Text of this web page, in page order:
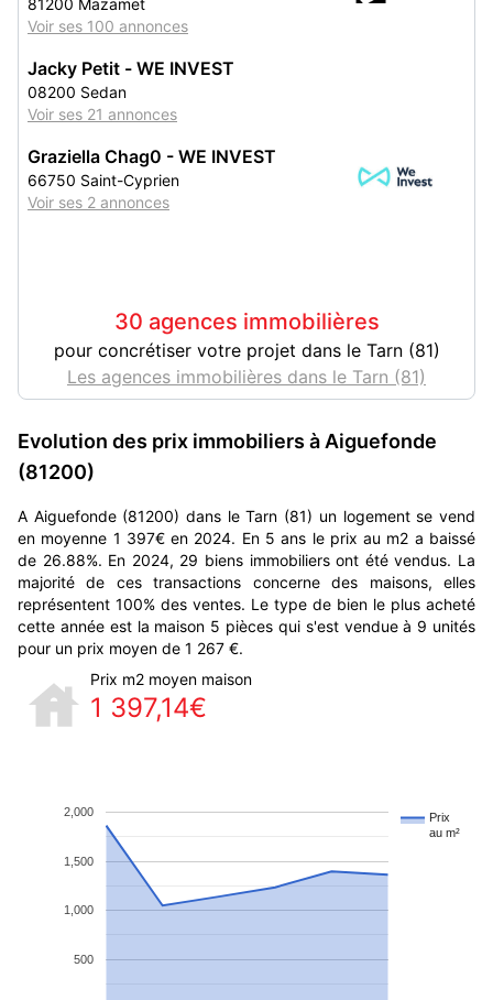
81200 Mazamet
Voir ses 100 annonces
Jacky Petit - WE INVEST
08200 Sedan
Voir ses 21 annonces
Graziella Chag0 - WE INVEST
66750 Saint-Cyprien
Voir ses 2 annonces
30 agences immobilières
pour concrétiser votre projet dans le Tarn (81)
Les agences immobilières dans le Tarn (81)
Evolution des prix immobiliers à Aiguefonde
(81200)
A Aiguefonde (81200) dans le Tarn (81) un logement se vend
en moyenne 1 397€ en 2024. En 5 ans le prix au m2 a baissé
de 26.88%. En 2024, 29 biens immobiliers ont été vendus. La
majorité de ces transactions concerne des maisons, elles
représentent 100% des ventes. Le type de bien le plus acheté
cette année est la maison 5 pièces qui s'est vendue à 9 unités
pour un prix moyen de 1 267 €.
Prix m2 moyen maison
1 397,14€
Prix
au m²
500
1,000
1,500
2,000